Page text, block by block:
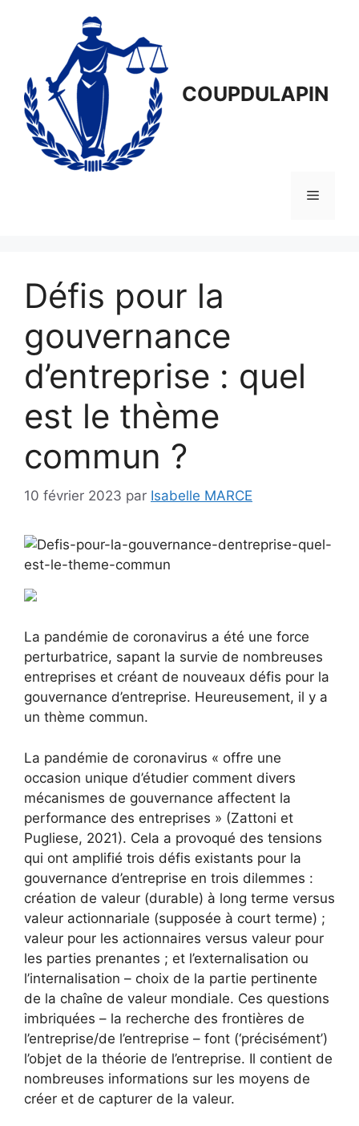
COUPDULAPIN
Menu
Défis pour la
gouvernance
d’entreprise : quel
est le thème
commun ?
10 février 2023 par Isabelle MARCE
La pandémie de coronavirus a été une force
perturbatrice, sapant la survie de nombreuses
entreprises et créant de nouveaux défis pour la
gouvernance d’entreprise. Heureusement, il y a
un thème commun.
La pandémie de coronavirus « offre une
occasion unique d’étudier comment divers
mécanismes de gouvernance affectent la
performance des entreprises » (Zattoni et
Pugliese, 2021). Cela a provoqué des tensions
qui ont amplifié trois défis existants pour la
gouvernance d’entreprise en trois dilemmes :
création de valeur (durable) à long terme versus
valeur actionnariale (supposée à court terme) ;
valeur pour les actionnaires versus valeur pour
les parties prenantes ; et l’externalisation ou
l’internalisation – choix de la partie pertinente
de la chaîne de valeur mondiale. Ces questions
imbriquées – la recherche des frontières de
l’entreprise/de l’entreprise – font (‘précisément’)
l’objet de la théorie de l’entreprise. Il contient de
nombreuses informations sur les moyens de
créer et de capturer de la valeur.